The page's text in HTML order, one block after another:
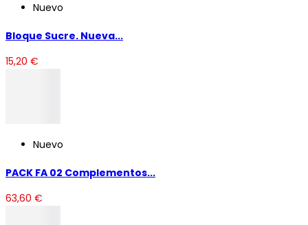
Nuevo
Bloque Sucre. Nueva...
15,20 €
Nuevo
PACK FA 02 Complementos...
63,60 €